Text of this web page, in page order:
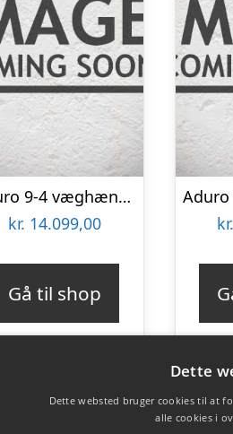
Aduro 9-4 væghængt brændeovn – sort
kr. 14.099,00
Gå til shop
kr.
Dette
Dette websted bruger cookies til at
alle cookies i